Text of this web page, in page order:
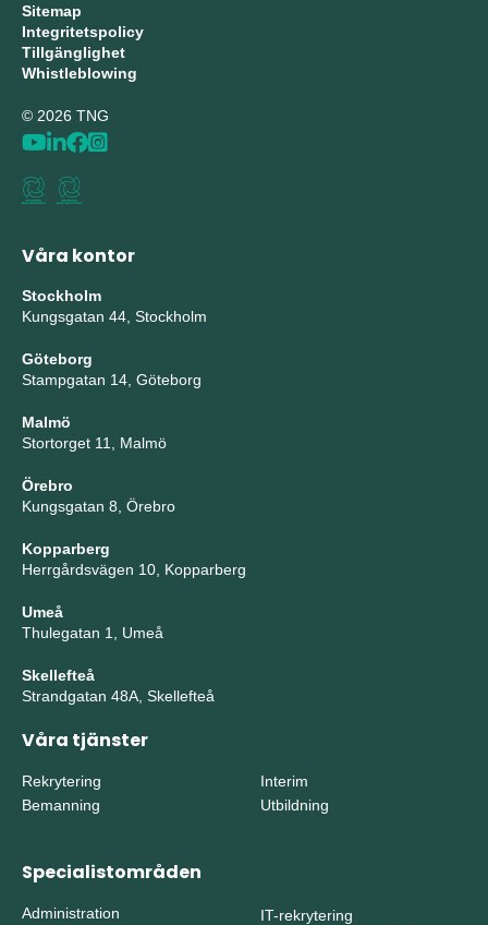
Sitemap
Integritetspolicy
Tillgänglighet
Whistleblowing
© 2026 TNG
Våra kontor
Stockholm
Kungsgatan 44, Stockholm
Göteborg
Stampgatan 14, Göteborg
Malmö
Stortorget 11, Malmö
Örebro
Kungsgatan 8, Örebro
Kopparberg
Herrgårdsvägen 10, Kopparberg
Umeå
Thulegatan 1, Umeå
Skellefteå
Strandgatan 48A, Skellefteå
Våra tjänster
Rekrytering
Bemanning
Interim
Utbildning
Specialistområden
Administration
IT-rekrytering